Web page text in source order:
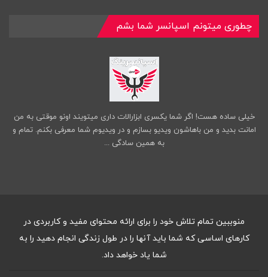
چطوری میتونم اسپانسر شما بشم
خیلی ساده هست! اگر شما یکسری ابزارالات داری میتویند اونو موقتی به من
امانت بدید و من باهاشون ویدیو بسازم و در ویدیوم شما معرفی بکنم. تمام و
به همین سادگی ...
منوببین تمام تلاش خود را برای ارائه محتوای مفید و کاربردی در
کارهای اساسی که شما باید آنها را در طول زندگی انجام دهید را به
شما یاد خواهد داد.